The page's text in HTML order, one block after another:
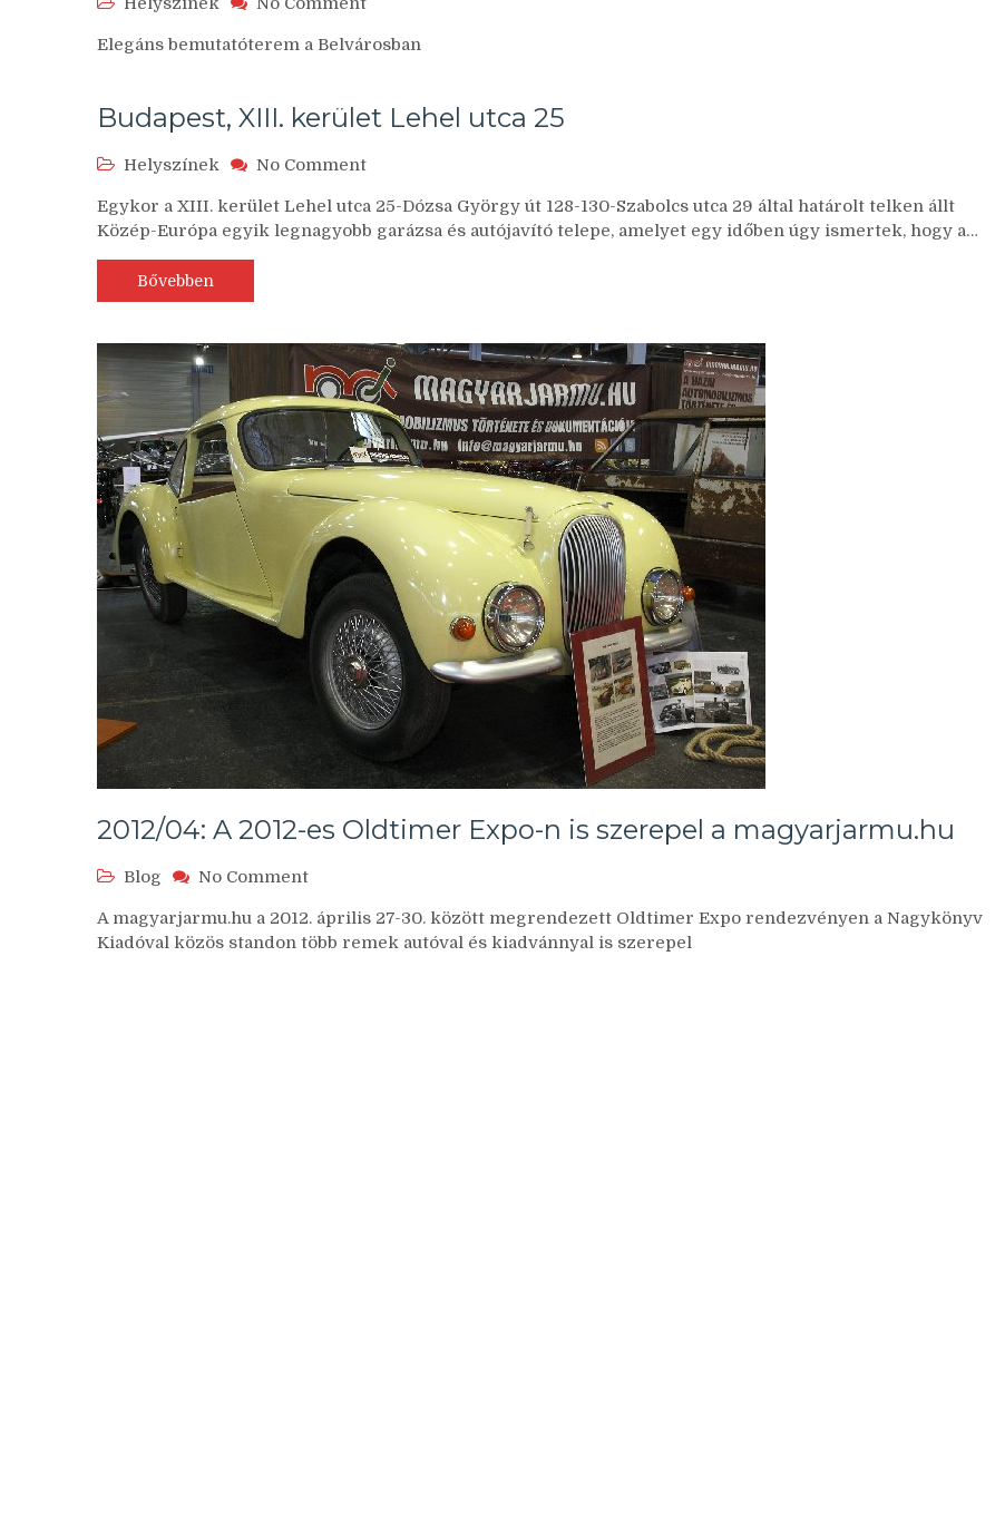
VI.
út
Elegáns bemutatóterem a Belvárosban
Budapest, XIII. kerület Lehel utca 25
Helyszínek No Commenton
XIII.
kerület
Egykor a XIII. kerület Lehel utca 25-Dózsa György út 128-130-Szabolcs utca 29 által határolt telken állt
Közép-Európa egyik legnagyobb garázsa és autójavító telepe, amelyet egy időben úgy ismertek, hogy a…
Bővebben
2012/04: A 2012-es Oldtimer Expo-n is szerepel a magyarjarmu.hu
Blog No Commenton
A
2012-
A magyarjarmu.hu a 2012. április 27-30. között megrendezett Oldtimer Expo rendezvényen a Nagykönyv
Kiadóval közös standon több remek autóval és kiadvánnyal is szerepel